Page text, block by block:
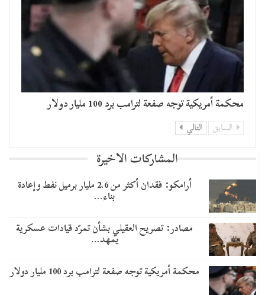
محكمة أمريكية توجه صفعة لترامب برد 100 مليار دولار
السابق التالي
المشاركات الاخيرة
أرامكو: فقدان أكثر من 2.6 مليار برميل نفط وإعادة
بناء…
مصادر: تصريح العقيلي بشأن تمرّد قيادات عسكرية
يمهد…
محكمة أمريكية توجه صفعة لترامب برد 100 مليار دولار